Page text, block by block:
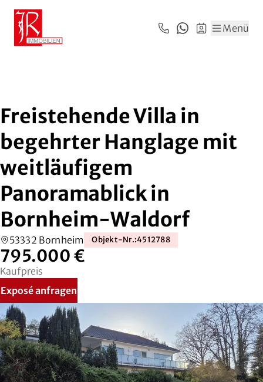
Zum Hauptinhalt springen
Zum Fuß springen
Menü
Freistehende Villa in
begehrter Hanglage mit
weitläufigem
Panoramablick in
Bornheim-Waldorf
53332 Bornheim Objekt-Nr.:4512788
795.000 €
Kaufpreis
Exposé anfragen